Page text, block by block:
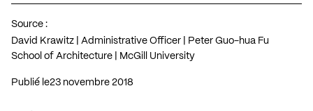
Source :
David Krawitz | Administrative Officer | Peter Guo-hua Fu
School of Architecture | McGill University
Publié le 23 novembre 2018